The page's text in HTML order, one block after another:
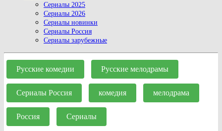
Сериалы 2025
Сериалы 2026
Сериалы новинки
Сериалы Россия
Сериалы зарубежные
Close
Button
Русские комедии Русские мелодрамы
Сериалы Россия комедия мелодрама
Россия Сериалы